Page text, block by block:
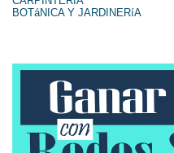
BOTáNICA Y JARDINERíA